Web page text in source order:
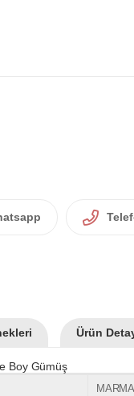
Ürün
Boy Gümüş